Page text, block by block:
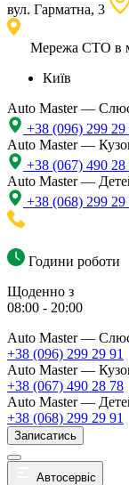
вул. Гарматна, 3
Мережа СТО в
Київ
Auto Master —
+38 (096) 299 29
Auto Master —
+38 (067) 490 28
Auto Master —
+38 (068) 299 29
Години роботи
Щоденно з
08:00 - 20:00
Auto Master —
+38 (096) 299 29 91
Auto Master —
+38 (067) 490 28 78
Auto Master —
+38 (068) 299 29 91
Записатись
Автосервіс